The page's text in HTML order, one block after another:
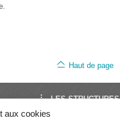
aux cookies
Haut de page
LES STRUCTURES